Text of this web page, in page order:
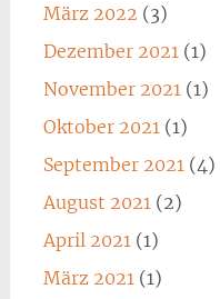
März 2022 (3)
Dezember 2021 (1)
November 2021 (1)
Oktober 2021 (1)
September 2021 (4)
August 2021 (2)
April 2021 (1)
März 2021 (1)